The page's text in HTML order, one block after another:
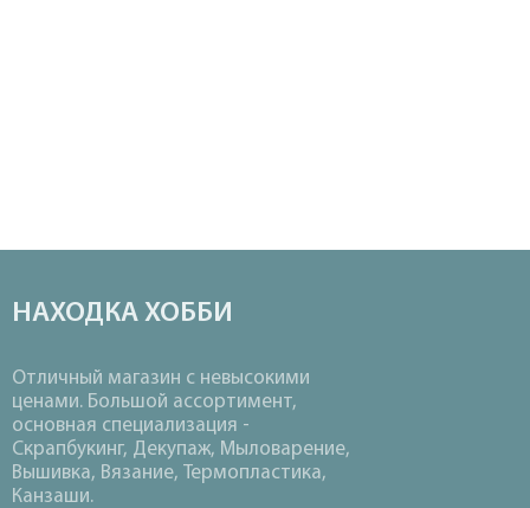
НАХОДКА ХОББИ
Отличный магазин с невысокими
ценами. Большой ассортимент,
основная специализация -
Скрапбукинг, Декупаж, Мыловарение,
Вышивка, Вязание, Термопластика,
Канзаши.